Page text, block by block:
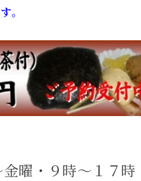
。
金曜・９時～１７時